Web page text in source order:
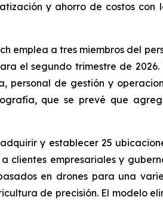
y ahorro de costos con
emplea a tres miembros del
el segundo trimestre de 2026.
personal de gestión y
que se prevé que
y establecer 25
clientes empresariales y
en drones para una
de precisión. El modelo